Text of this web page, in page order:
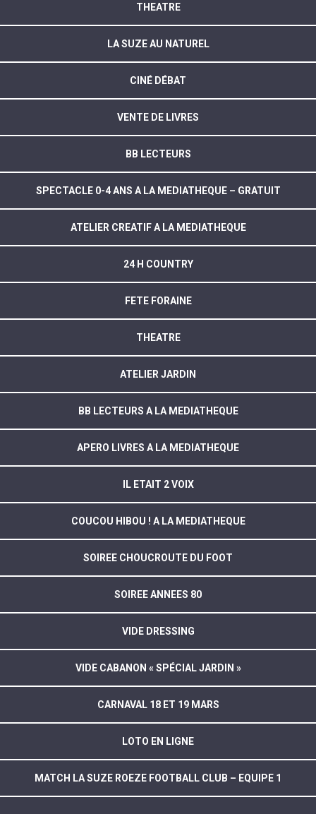
THEATRE
LA SUZE AU NATUREL
CINÉ DÉBAT
VENTE DE LIVRES
BB LECTEURS
SPECTACLE 0-4 ANS A LA MEDIATHEQUE – GRATUIT
ATELIER CREATIF A LA MEDIATHEQUE
24 H COUNTRY
FETE FORAINE
THEATRE
ATELIER JARDIN
BB LECTEURS A LA MEDIATHEQUE
APERO LIVRES A LA MEDIATHEQUE
IL ETAIT 2 VOIX
COUCOU HIBOU ! A LA MEDIATHEQUE
SOIREE CHOUCROUTE DU FOOT
SOIREE ANNEES 80
VIDE DRESSING
VIDE CABANON « SPÉCIAL JARDIN »
CARNAVAL 18 ET 19 MARS
LOTO EN LIGNE
MATCH LA SUZE ROEZE FOOTBALL CLUB – EQUIPE 1